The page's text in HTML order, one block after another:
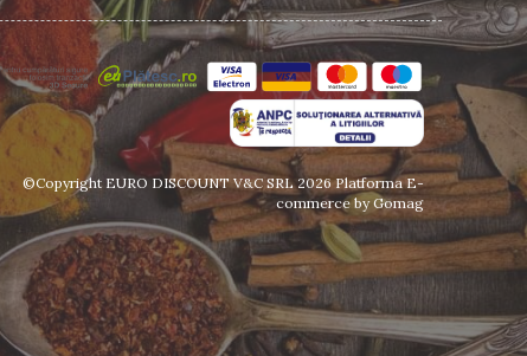
©Copyright EURO DISCOUNT V&C SRL 2026Platforma E-
commerce by Gomag